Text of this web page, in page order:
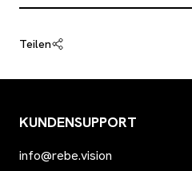
Teilen
KUNDENSUPPORT
info@rebe.vision